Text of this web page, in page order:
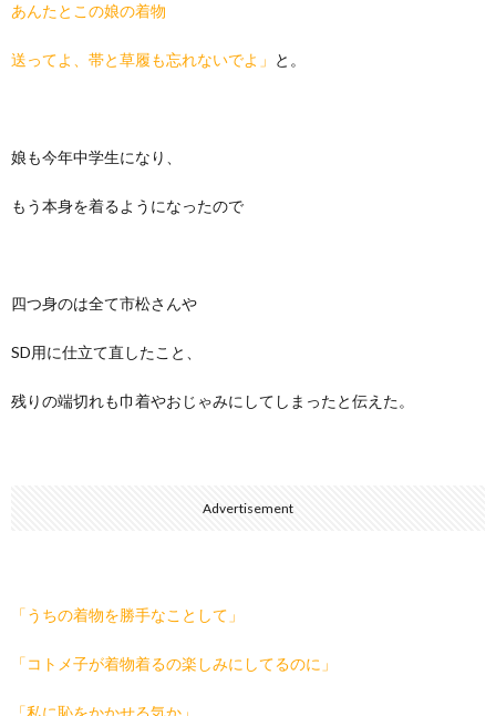
あんたとこの娘の着物
送ってよ、帯と草履も忘れないでよ」 と。
娘も今年中学生になり、
もう本身を着るようになったので
四つ身のは全て市松さんや
SD用に仕立て直したこと、
残りの端切れも巾着やおじゃみにしてしまったと伝えた。
Advertisement
「うちの着物を勝手なことして」
「コトメ子が着物着るの楽しみにしてるのに」
「私に恥をかかせる気か」